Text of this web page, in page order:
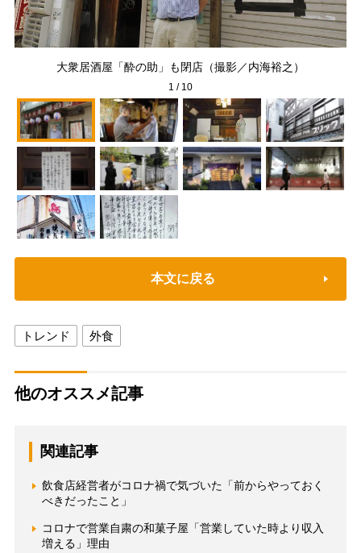
大衆居酒屋「酔の助」も閉店（撮影／内海裕之）
1 / 10
本文に戻る
トレンド 外食
他のオススメ記事
関連記事
飲食店経営者がコロナ禍で気づいた「前からやっておく
べきだったこと」
コロナで営業自粛の和菓子屋「営業していた時より収入
増える」理由